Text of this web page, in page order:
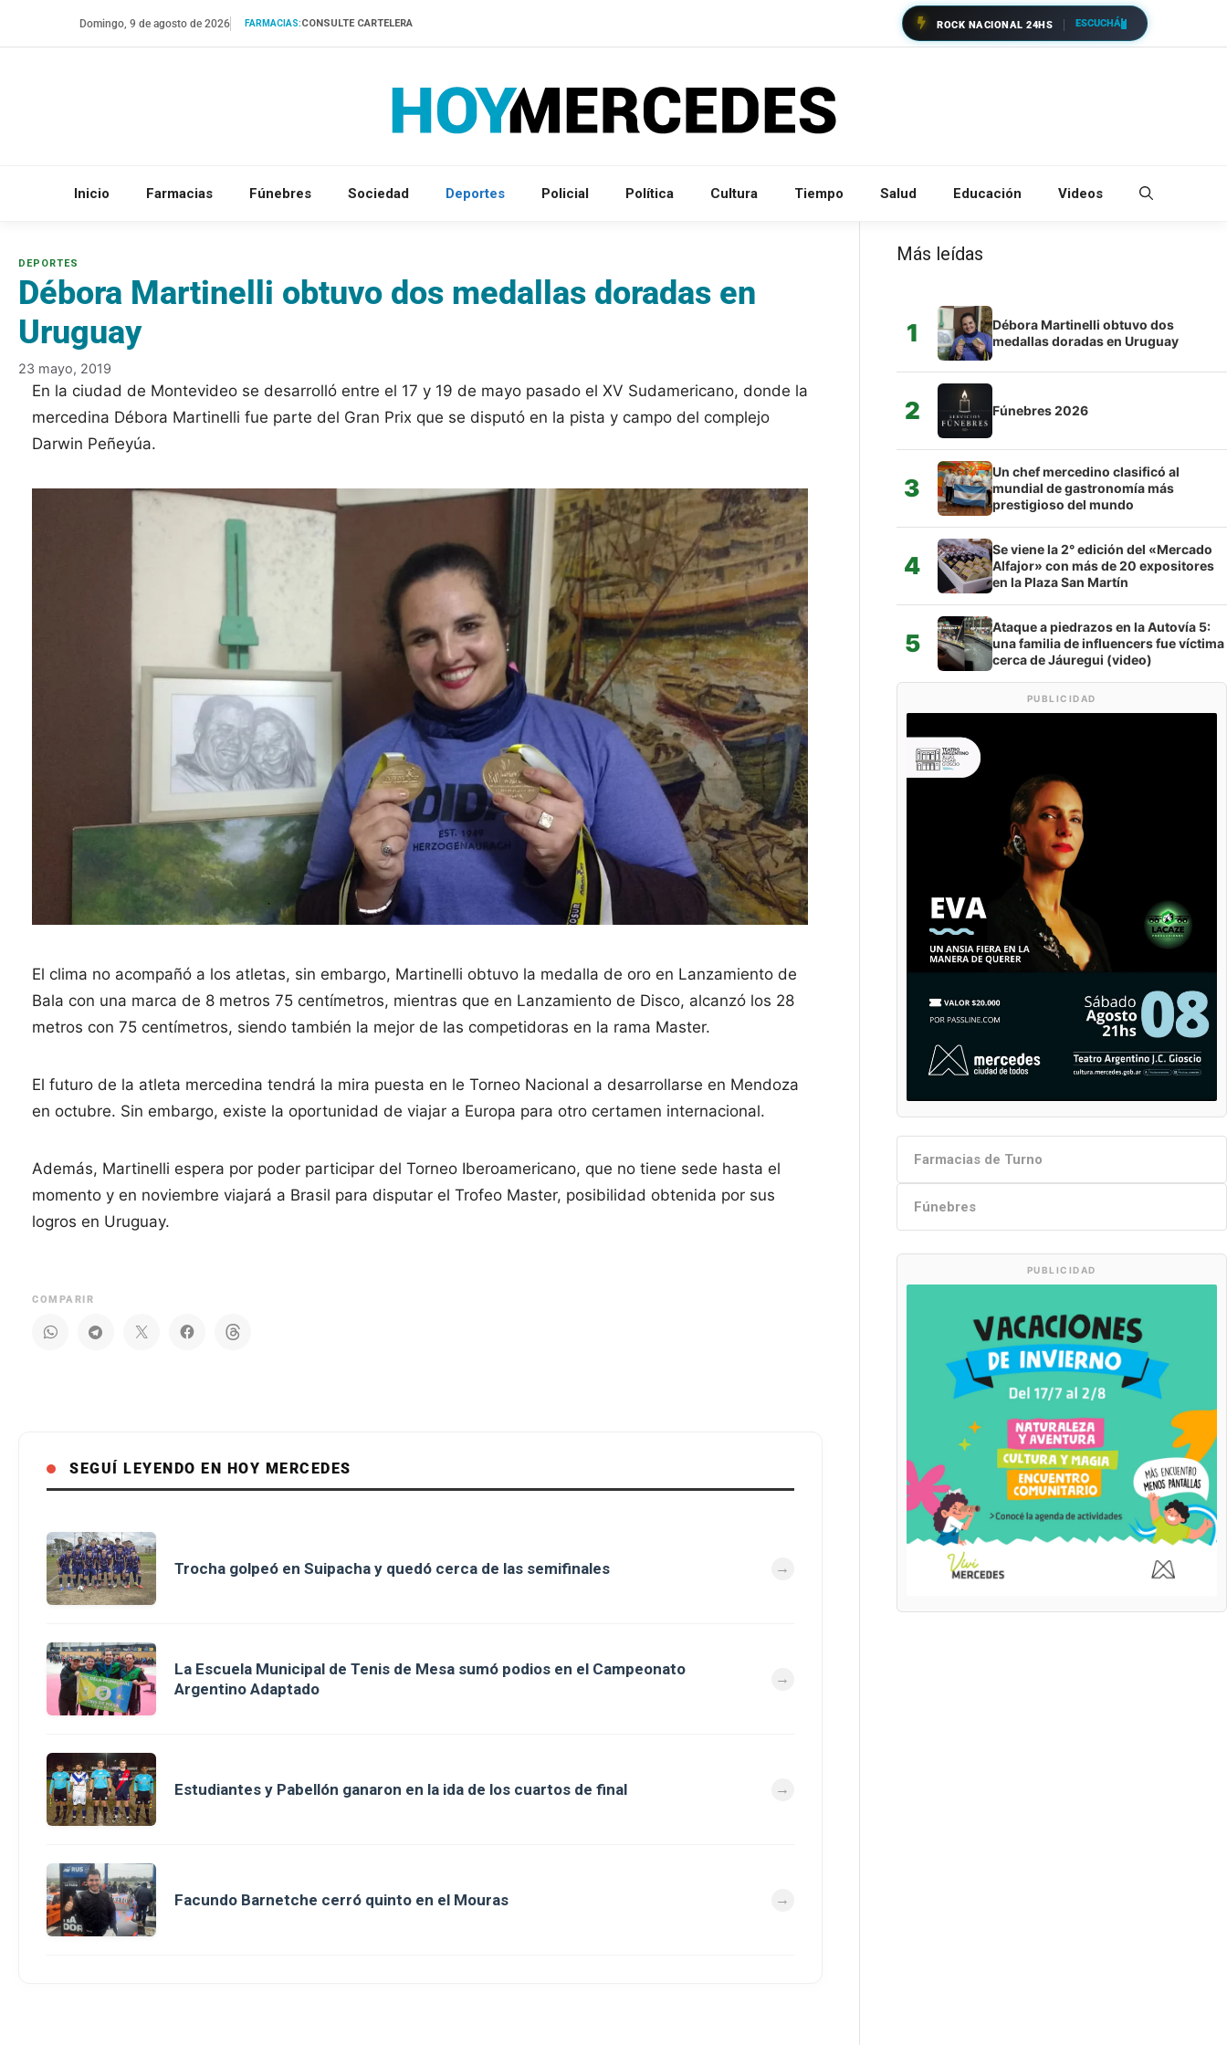
Domingo, 9 de agosto de 2026 FARMACIAS:CONSULTE CARTELERA ROCK NACIONAL 24HS ESCUCHÁ
Inicio Farmacias Fúnebres Sociedad Deportes Policial Política Cultura Tiempo Salud Educación Videos
Débora Martinelli obtuvo dos medallas doradas en
Uruguay
23 mayo, 2019
En la ciudad de Montevideo se desarrolló entre el 17 y 19 de mayo pasado el XV Sudamericano, donde la
mercedina Débora Martinelli fue parte del Gran Prix que se disputó en la pista y campo del complejo
Darwin Peñeyúa.
El clima no acompañó a los atletas, sin embargo, Martinelli obtuvo la medalla de oro en Lanzamiento de
Bala con una marca de 8 metros 75 centímetros, mientras que en Lanzamiento de Disco, alcanzó los 28
metros con 75 centímetros, siendo también la mejor de las competidoras en la rama Master.
El futuro de la atleta mercedina tendrá la mira puesta en le Torneo Nacional a desarrollarse en Mendoza
en octubre. Sin embargo, existe la oportunidad de viajar a Europa para otro certamen internacional.
Además, Martinelli espera por poder participar del Torneo Iberoamericano, que no tiene sede hasta el
momento y en noviembre viajará a Brasil para disputar el Trofeo Master, posibilidad obtenida por sus
logros en Uruguay.
COMPARIR
SEGUÍ LEYENDO EN HOY MERCEDES
Trocha golpeó en Suipacha y quedó cerca de las semifinales
La Escuela Municipal de Tenis de Mesa sumó podios en el Campeonato
Argentino Adaptado
Estudiantes y Pabellón ganaron en la ida de los cuartos de final
Facundo Barnetche cerró quinto en el Mouras
Más leídas
1
Débora Martinelli obtuvo dos
medallas doradas en Uruguay
2 Fúnebres 2026
3
Un chef mercedino clasificó al
mundial de gastronomía más
prestigioso del mundo
4
Se viene la 2° edición del «Mercado
Alfajor» con más de 20 expositores
en la Plaza San Martín
5
Ataque a piedrazos en la Autovía 5:
una familia de influencers fue víctima
cerca de Jáuregui (video)
PUBLICIDAD
Farmacias de Turno
Fúnebres
PUBLICIDAD